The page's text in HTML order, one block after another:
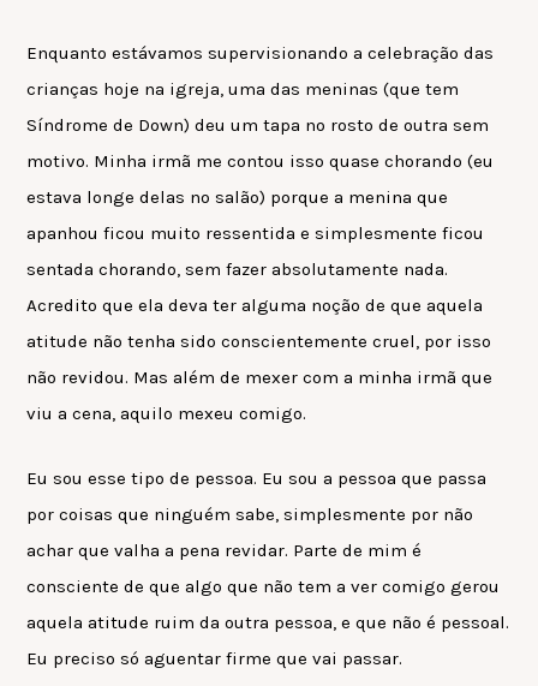
Enquanto estávamos supervisionando a celebração das
crianças hoje na igreja, uma das meninas (que tem
Síndrome de Down) deu um tapa no rosto de outra sem
motivo. Minha irmã me contou isso quase chorando (eu
estava longe delas no salão) porque a menina que
apanhou ficou muito ressentida e simplesmente ficou
sentada chorando, sem fazer absolutamente nada.
Acredito que ela deva ter alguma noção de que aquela
atitude não tenha sido conscientemente cruel, por isso
não revidou. Mas além de mexer com a minha irmã que
viu a cena, aquilo mexeu comigo.
Eu sou esse tipo de pessoa. Eu sou a pessoa que passa
por coisas que ninguém sabe, simplesmente por não
achar que valha a pena revidar. Parte de mim é
consciente de que algo que não tem a ver comigo gerou
aquela atitude ruim da outra pessoa, e que não é pessoal.
Eu preciso só aguentar firme que vai passar.